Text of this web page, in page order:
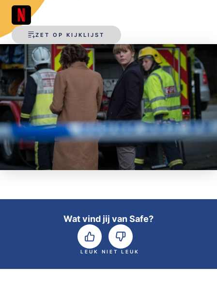
ZET OP KIJKLIJST
Wat vind jij van Safe?
LEUK NIET LEUK